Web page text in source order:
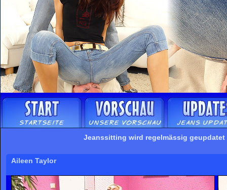
Jeanssitting wird regelmässig
Aileen Taylor